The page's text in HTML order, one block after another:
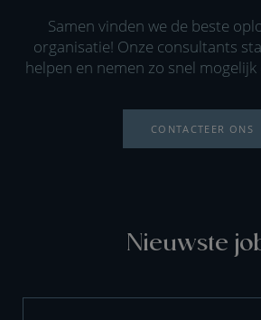
Samen vinden we de beste
organisatie! Onze consultants
helpen en nemen zo snel
CONTACTEER ONS
Nieuwste